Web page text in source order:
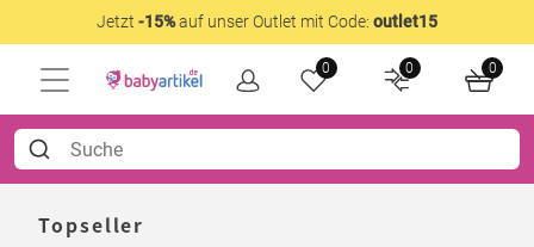
Jetzt -15%auf unser Outlet mit Code: outlet15
0 0 0
Topseller